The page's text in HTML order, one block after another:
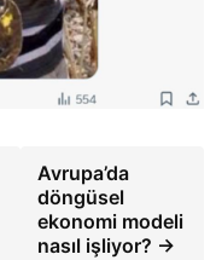
Avrupa’da
döngüsel
ekonomi modeli
nasıl işliyor? →